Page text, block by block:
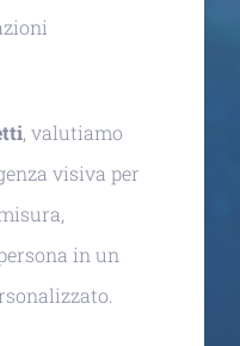
, valutiamo
visiva per
in un